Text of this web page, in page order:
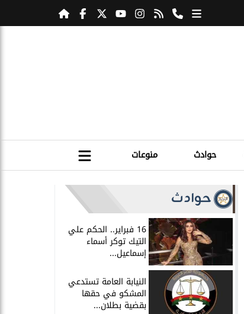
حوادث منوعات
حوادث
16 فبراير.. الحكم علي
التيك توكر أسماء
إسماعيل...
النيابة العامة تستدعي
المشكو في حقها
بقضية بطلان...